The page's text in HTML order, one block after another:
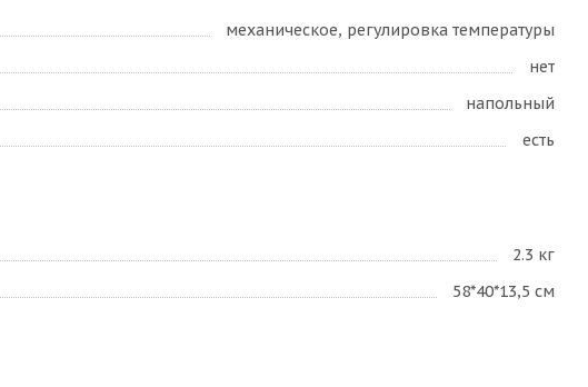
механическое, регулировка температуры
нет
напольный
есть
2.3 кг
58*40*13,5 см